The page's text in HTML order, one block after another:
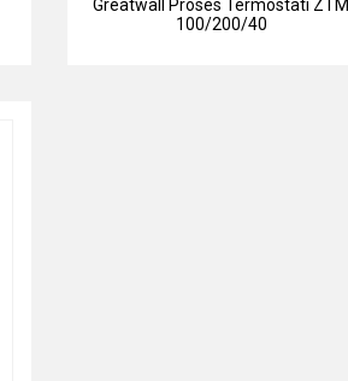
Greatwall Proses Termostatı ZTM
100/200/40